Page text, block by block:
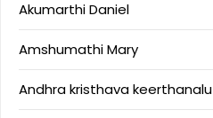
Akumarthi Daniel
Amshumathi Mary
Andhra kristhava keerthanalu